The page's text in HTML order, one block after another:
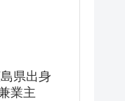
県出身
業主